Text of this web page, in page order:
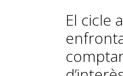
El cicle